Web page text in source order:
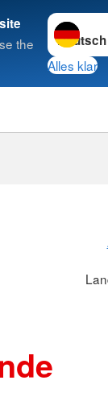
the
Sprache
Alles klar